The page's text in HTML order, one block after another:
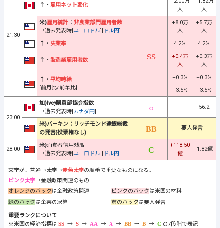
21:30
↑・ 雇用ネット変化
人
人
米)雇用統計 ： 非農業部門雇用者数
→過去発表時[ユーロドル][ ドル円]
+8.0万
人
+5.7万
人
↑・ 失業率 4.2% 4.2%
↑・ 製造業雇用者数
+0.4万
人
+0.3万
人
↑・ 平均時給
[前月比/前年比]
+0.3%
+0.3%
+3.5%
+3.5%
23:00
加)Ivey購買部協会指数
→過去発表時[カナダ円]
- 56.2
米)バーキン：リッチモンド連銀総裁
の発言(投票権なし)
要人発言
28:00
米)消費者信用残高
→過去発表時[ユーロドル][ ドル円]
+118.50
億
-1.82億
文字が、普通→太字→赤色太字の順番で重要なものになる。
ピンク太字→金融政策関連のもの
オレンジのバックは金融政策関連 ピンクのバックは米国の材料
緑のバックは企業の決算 黄のバックは要人発言
重要ランクについて
※米国の経済指標は
→ → → → → →
の7段階で表記